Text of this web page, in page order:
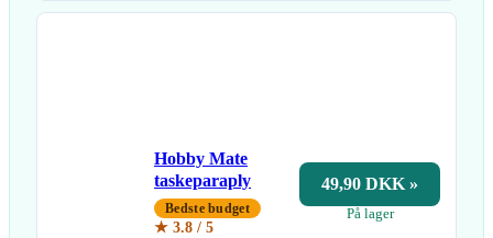
Hobby Mate
taskeparaply
Bedste budget
★ 3.8 / 5
49,90 DKK »
På lager